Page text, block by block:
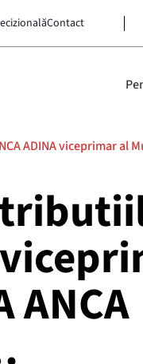
Contact
ADINA viceprimar al